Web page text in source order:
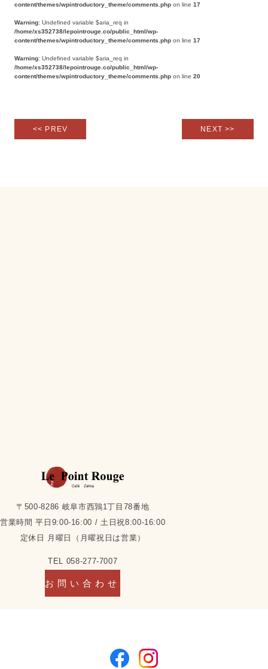
content/themes/wpintroductory_theme/comments.php on line 17
Warning: Undefined variable $aria_req in
/home/xs352738/lepointrouge.co/public_html/wp-
content/themes/wpintroductory_theme/comments.php on line 17
Warning: Undefined variable $aria_req in
/home/xs352738/lepointrouge.co/public_html/wp-
content/themes/wpintroductory_theme/comments.php on line 20
<< PREV NEXT >>
〒500-8286 岐阜市西鶉1丁目78番地
営業時間 平日9:00-16:00 / 土日祝8:00-16:00
定休日 月曜日（月曜祝日は営業）
TEL 058-277-7007
お問い合わせ